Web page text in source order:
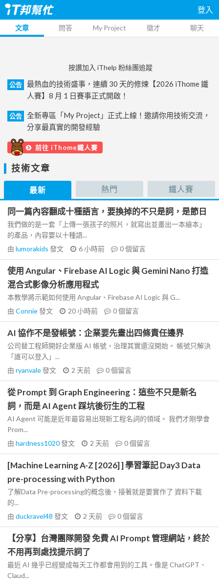
登入
文章 問答 My Project 徵才 聊天
按讚加入 iThelp 粉絲團追蹤
公告
最熱血的技術盛事，連續 30 天的修煉【2026 iThome 鐵
人賽】8 月 1 日賽事正式開啟！
公告
全新專區「My Project」正式上線！邀請你用技術交流，
分享最真實的開發經驗
前往 iThome鐵人賽
技術文章
最新 熱門 鐵人賽
同一篇內容翻成十種語言，要換掉的不只是詞，是節日
我們做的是一套「上傳一張孩子的照片，就寫出並畫出一本繪本」
的產品，內容要以十種語...
由 lumorakids 發文 6 小時前 0個留言
使用 Angular、Firebase AI Logic 與 Gemini Nano 打造
混合式影像分析應用程式
本教學將示範如何使用 Angular、Firebase AI Logic 與 G...
由 Connie發文 20 小時前 0個留言
AI 協作不是發帳號：企業要先畫出四條責任邊界
公司替工程師開好企業版 AI 帳號，治理其實還沒開始。 帳號只解決
「誰可以登入」...
由 ryanvale發文 2 天前 0個留言
從 Prompt 到 Graph Engineering：這些不只是新名
詞，而是 AI Agent 踩坑後衍生的工程
AI Agent 可能是近年最容易出現新工程名詞的領域。 我們才剛學會
Prom...
由 hardness1020發文 2 天前 0個留言
[Machine Learning A-Z [2026] ] 學習筆記 Day3 Data
pre-processing with Python
了解Data Pre-processing的概念後，接著就是要實作了 資料下載
的...
由 duckravel48 發文 2 天前 0個留言
【分享】台灣團隊開發 免費 AI Prompt 管理網站，終於
不用再到處找提示詞了
最近 AI 幾乎已經變成每天工作都會用到的工具。像是 ChatGPT、
Claud...